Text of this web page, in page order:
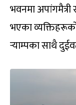
भवनमा
भएका
र्‍याम्पका साथै